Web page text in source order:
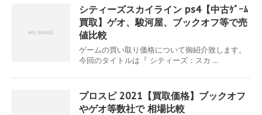
シティーズスカイライン ps4【中古ｹﾞｰﾑ
買取】ゲオ、駿河屋、ブックオフ等で売
値比較
ゲームの買い取り価格について御紹介致します。
今回のタイトルは『 シティーズ：スカ ...
プロスピ 2021【買取価格】ブックオフ
やゲオ等数社で 相場比較